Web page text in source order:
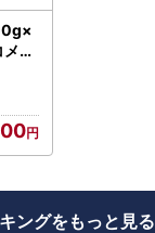
油
173
ングをもっと見る